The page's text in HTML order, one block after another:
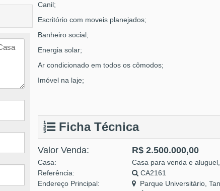
Canil;
Escritório com moveis planejados;
Banheiro social;
Energia solar;
Ar condicionado em todos os cômodos;
Imóvel na laje;
Ficha Técnica
Valor Venda: R$ 2.500.000,00
Casa:
Casa para venda e
Referência:
CA2161
Endereço Principal:
Parque Universitário,